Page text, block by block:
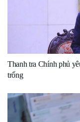
Thanh tra Chính phủ
trống